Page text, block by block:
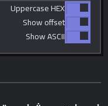
Uppercase HEX
Show offset
Show ASCII